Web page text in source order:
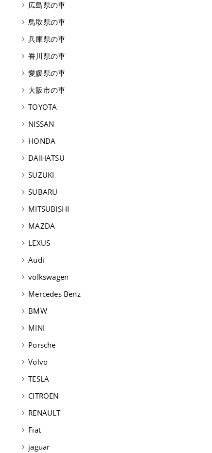
広島県の車
鳥取県の車
兵庫県の車
香川県の車
愛媛県の車
大阪市の車
TOYOTA
NISSAN
HONDA
DAIHATSU
SUZUKI
SUBARU
MITSUBISHI
MAZDA
LEXUS
Audi
volkswagen
Mercedes Benz
BMW
MINI
Porsche
Volvo
TESLA
CITROEN
RENAULT
Fiat
jaguar